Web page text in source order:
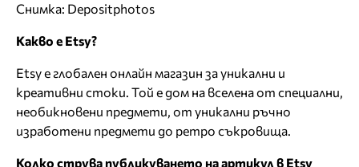
Снимка: Depositphotos
Какво е Etsy?
Etsy е глобален онлайн магазин за уникални и
креативни стоки. Той е дом на вселена от специални,
необикновени предмети, от уникални ръчно
изработени предмети до ретро съкровища.
Колко струва публикуването на артикул в Etsy